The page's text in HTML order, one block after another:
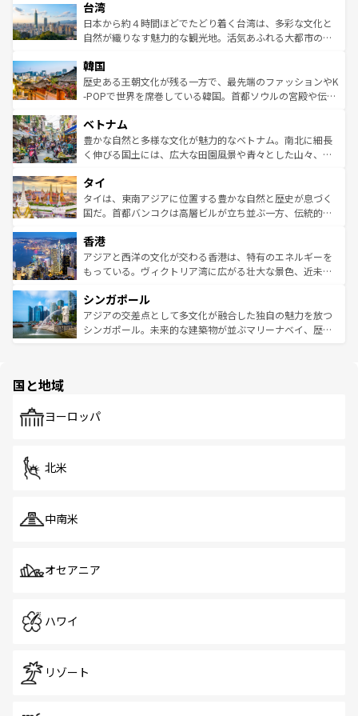
ならではの贅沢な旅のスタイルだ。 なお、新着のアメリカ
情報はコンテンツ一覧を参照してほしい。
れるおもてなしの心で訪れる人々を迎えてくれるハワイの
人々、おいしいローカルフードやハワイアンミュージッ
ク、伝統的なフラダンスなど、すべてがハワイの魅力を彩
ワイを、存分に味わってほしい。 なお、新着のハワイ情報
はコンテンツ一覧を参照してほしい。
リアリーフや大陸中央部にそびえるウルル（エアーズロッ
ク）、タスマニアの美しい原生林やケアンズの熱帯雨林な
ど、見どころがたくさん。また、カフェやワイン、オージ
いる。アクティビティも充実しており、サーフィンやダイ
ビング、ハイキングなど、アウトドア好きにはたまらな
い。オーストラリアの多彩な魅力を存分に味わいつくそ
参照してほしい。
台湾
日本から約４時間ほどでたどり着く台湾は、多彩な文化と
自然が織りなす魅力的な観光地。活気あふれる大都市の台
ン）、静ひつな山岳地帯である台湾東部など、都市の喧騒
と山間の静けさが共存しており、訪れる人に新しい発見と
驚きをもたらしてくれる。また、奥深い台湾の食文化も魅
容にもいいと評判のスイーツなど、バラエティ豊かな料理
が味わえる。 なお、新着の台湾情報は コンテンツ一覧を参
照してほしい。
韓国
歴史ある王朝文化が残る一方で、最先端のファッションやK
-POPで世界を席巻している韓国。首都ソウルの宮殿や伝統
き、地方に足を延ばせば四季折々の自然美を楽しむことが
できる。そして、キムチや焼肉、絶品のストリートフード
まで、さまざまな韓国料理が待っている。夜には、韓国な
リティに包まれながら、韓国の多彩な魅力を心ゆくまで味
わってみてほしい。 なお、新着の韓国情報はコンテンツ一
覧を参照してほしい。
ベトナム
豊かな自然と多様な文化が魅力的なベトナム。南北に細長
く伸びる国土には、広大な田園風景や青々とした山々、世
急速な発展と共に伝統が息づく。ハノイの古い町並みやホ
ーチミン市のフランス統治時代の建物も、独特の雰囲気を
醸し出している。また、バラエティの豊かさとおいしさで
とつ。フォーやバインミー、ベトナムコーヒーなどは、ぜ
ひ現地で味わいたい。どの地域を訪れてもあたたかい人々
が旅行者を迎えてくれるので、きっと忘れられない旅にな
参照してほしい。
タイ
タイは、東南アジアに位置する豊かな自然と歴史が息づく
国だ。首都バンコクは高層ビルが立ち並ぶ一方、伝統的な
の活気が交差している。北部ではチェンマイなどの山岳地
帯で自然と触れ合い、南部ではプーケットやクラビの美し
いビーチでリゾート気分を楽しむことができる。タイ料理
激する。気候は一年中温暖で、どの季節にも異なる楽しみ
が待っている。親しみやすいタイの人々、仏教を中心とし
た文化、そして多様な観光資源が、訪れる旅人を魅了し続
香港
アジアと西洋の文化が交わる香港は、特有のエネルギーを
もっている。ヴィクトリア湾に広がる壮大な景色、近未来
み、どこを訪れても感動するはず。観光スポットが密集し
ており、効率よく見どころを回れるのも魅力。息をのむよ
うな絶景から文化的な体験まで、香港を存分に楽しみ尽く
シンガポール
アジアの交差点として多文化が融合した独自の魅力を放つ
シンガポール。未来的な建築物が並ぶマリーナベイ、歴史
で、ホーカーズは地元の風情を楽しめる外せないスポット
国と地域
ヨーロッパ
北米
中南米
オセアニア
ハワイ
リゾート